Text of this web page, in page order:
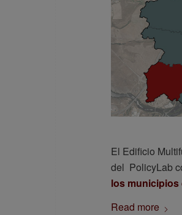
El Edificio
del PolicyLab
los municipios
Read more